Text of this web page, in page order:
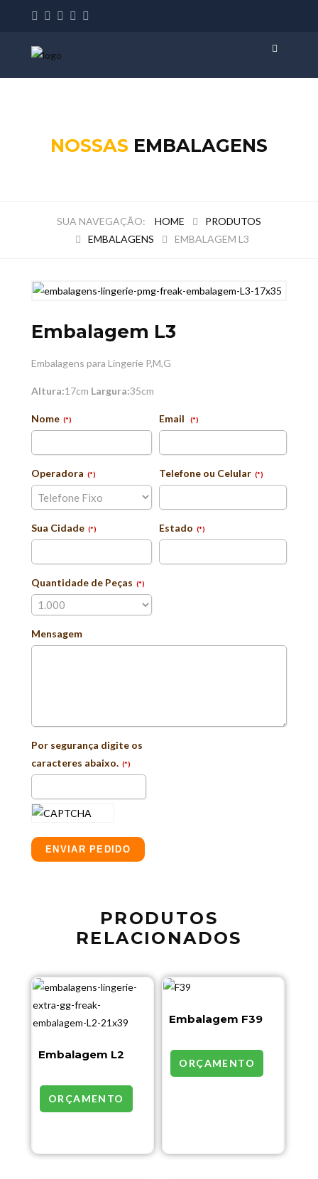
NOSSAS EMBALAGENS
HOME
PRODUTOS
EMBALAGENS
EMBALAGEM L3
Embalagem L3
Embalagens para Lingerie P,M,G
Altura:17cm Largura:35cm
Nome (*) Email (*)
Operadora (*) Telefone ou Celular (*)
Sua Cidade (*) Estado (*)
Quantidade de Peças (*)
Mensagem
Por segurança digite os
caracteres abaixo. (*)
ENVIAR PEDIDO
PRODUTOS
RELACIONADOS
Embalagem L2
ORÇAMENTO
Embalagem F39
ORÇAMENTO